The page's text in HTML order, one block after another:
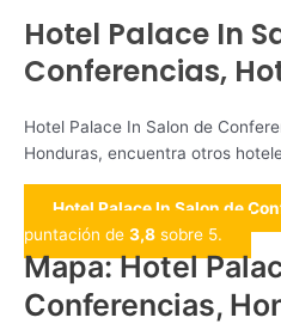
Hotel Palace In
Conferencias,
Hotel Palace In Salon de
Honduras, encuentra otros
Hotel Palace In Salon de
puntación de 3,8 sobre 5.
Mapa: Hotel
Conferencias,